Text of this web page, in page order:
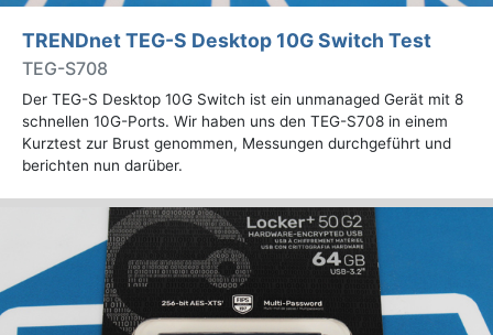
TRENDnet TEG-S Desktop 10G Switch Test
TEG-S708
Der TEG-S Desktop 10G Switch ist ein unmanaged Gerät mit 8
schnellen 10G-Ports. Wir haben uns den TEG-S708 in einem
Kurztest zur Brust genommen, Messungen durchgeführt und
berichten nun darüber.